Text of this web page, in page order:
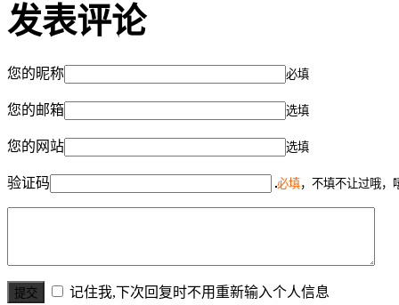
发表评论
您的昵称 必填
您的邮箱 选填
您的网站 选填
验证码 必填，不填不让过哦，
记住我,下次回复时不用重新输入个人信息